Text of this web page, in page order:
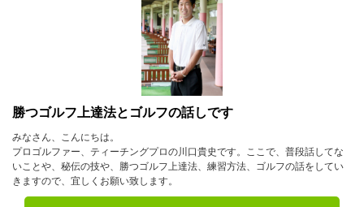
勝つゴルフ上達法とゴルフの話しです
みなさん、こんにちは。
プロゴルファー、ティーチングプロの川口貴史です。ここで、普段話してな
いことや、秘伝の技や、勝つゴルフ上達法、練習方法、ゴルフの話をしてい
きますので、宜しくお願い致します。